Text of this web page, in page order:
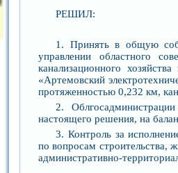
РЕШИЛ:
1. Принять в общую
управлении областного
канализационного
«Артемовский
протяженностью 0,232 км,
2.
настоящего решения, на
3. Контроль за
по вопросам строительства,
административно-